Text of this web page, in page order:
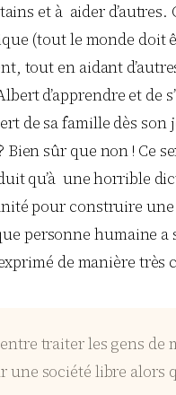
et à aider d’autres.
(tout le monde doit
tout en aidant
d’apprendre et de
de sa famille dès son
sûr que non ! Ce
qu’à une horrible
pour construire
personne humaine a
de manière très
traiter les gens
société libre alors